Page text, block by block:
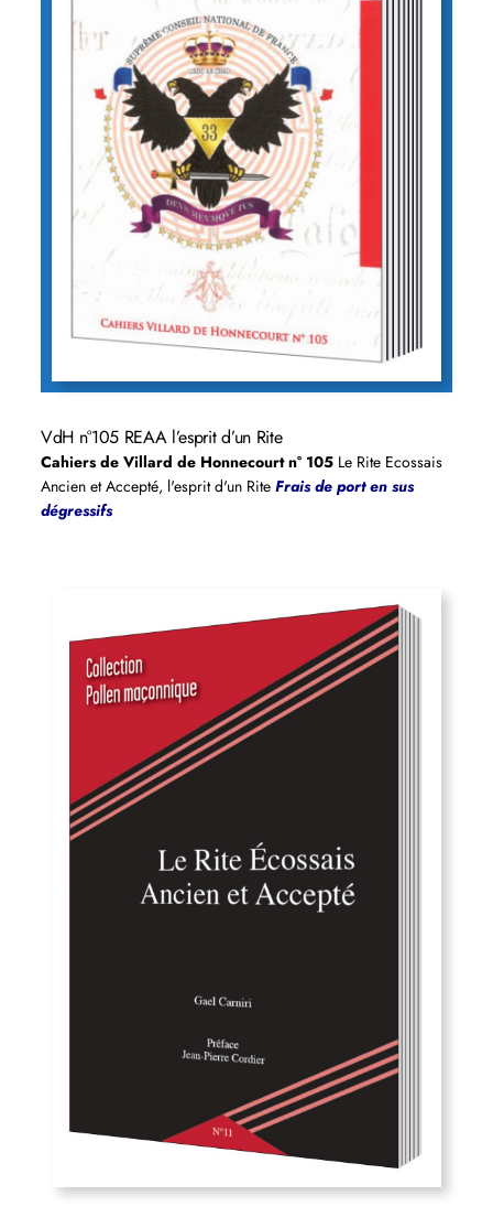
VdH n°105 REAA l’esprit d’un Rite
Cahiers de Villard de Honnecourt n° 105Le Rite Ecossais
Ancien et Accepté, l'esprit d'un Rite Frais de port en sus
dégressifs